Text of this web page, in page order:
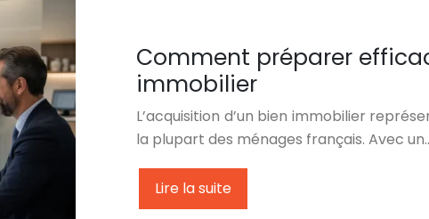
Comment préparer
immobilier
L’acquisition d’un bien immobilier
la plupart des ménages français. Avec
Lire la suite